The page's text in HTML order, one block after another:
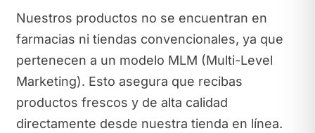
Nuestros productos no se encuentran en
farmacias ni tiendas convencionales, ya que
pertenecen a un modelo MLM (Multi-Level
Marketing). Esto asegura que recibas
productos frescos y de alta calidad
directamente desde nuestra tienda en línea.